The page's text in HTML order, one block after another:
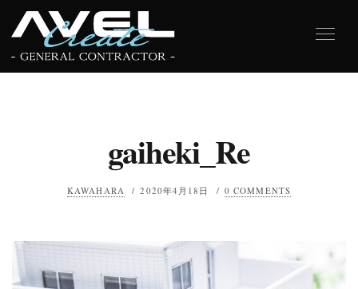
gaiheki_Re
KAWAHARA / 2020年4月18日 / 0 COMMENTS